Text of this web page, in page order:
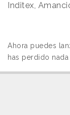
Inditex,
Ahora puedes
has perdido nada